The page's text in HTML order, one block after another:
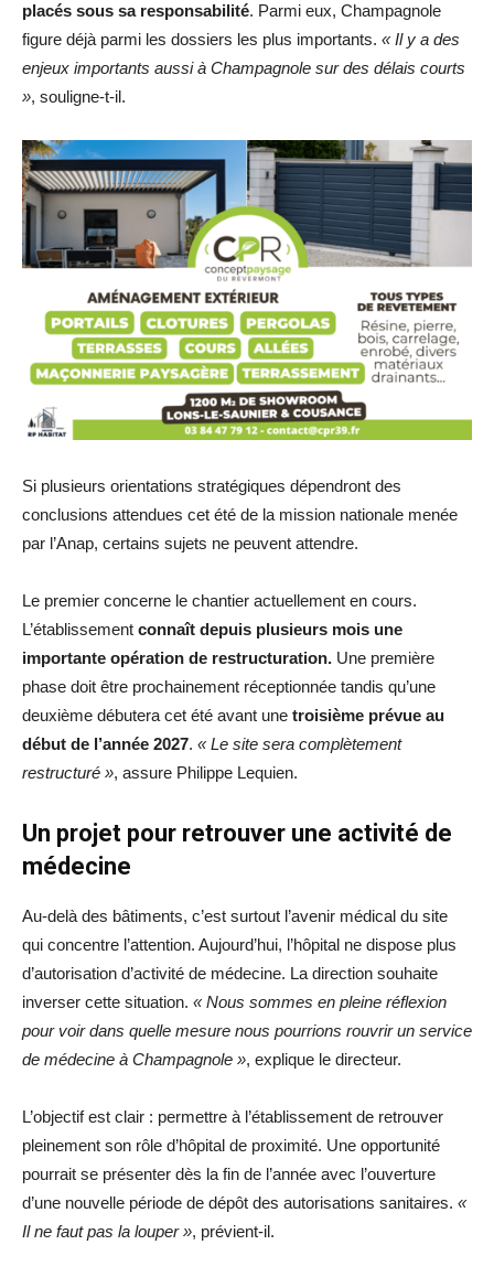
placés sous sa responsabilité. Parmi eux, Champagnole
figure déjà parmi les dossiers les plus importants. « Il y a des
enjeux importants aussi à Champagnole sur des délais courts
», souligne-t-il.
Si plusieurs orientations stratégiques dépendront des
conclusions attendues cet été de la mission nationale menée
par l’Anap, certains sujets ne peuvent attendre.
Le premier concerne le chantier actuellement en cours.
L’établissement connaît depuis plusieurs mois une
importante opération de restructuration. Une première
phase doit être prochainement réceptionnée tandis qu’une
deuxième débutera cet été avant une troisième prévue au
début de l’année 2027. « Le site sera complètement
restructuré », assure Philippe Lequien.
Un projet pour retrouver une activité de
médecine
Au-delà des bâtiments, c’est surtout l’avenir médical du site
qui concentre l’attention. Aujourd’hui, l’hôpital ne dispose plus
d’autorisation d’activité de médecine. La direction souhaite
inverser cette situation. « Nous sommes en pleine réflexion
pour voir dans quelle mesure nous pourrions rouvrir un service
de médecine à Champagnole », explique le directeur.
L’objectif est clair : permettre à l’établissement de retrouver
pleinement son rôle d’hôpital de proximité. Une opportunité
pourrait se présenter dès la fin de l’année avec l’ouverture
d’une nouvelle période de dépôt des autorisations sanitaires. «
Il ne faut pas la louper », prévient-il.